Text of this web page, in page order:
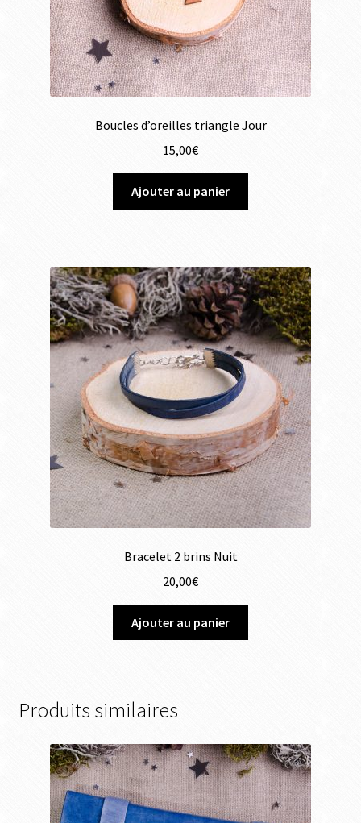
Boucles d’oreilles triangle Jour
15,00€
Ajouter au panier
Bracelet 2 brins Nuit
20,00€
Ajouter au panier
Produits similaires